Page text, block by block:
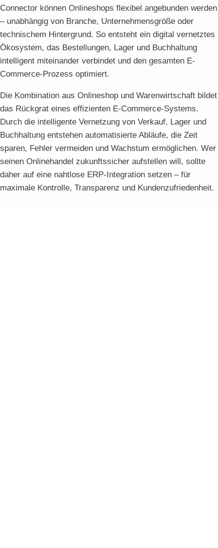
Connector können Onlineshops flexibel angebunden werden
– unabhängig von Branche, Unternehmensgröße oder
technischem Hintergrund. So entsteht ein digital vernetztes
Ökosystem, das Bestellungen, Lager und Buchhaltung
intelligent miteinander verbindet und den gesamten E-
Commerce-Prozess optimiert.
Die Kombination aus Onlineshop und Warenwirtschaft bildet
das Rückgrat eines effizienten E-Commerce-Systems.
Durch die intelligente Vernetzung von Verkauf, Lager und
Buchhaltung entstehen automatisierte Abläufe, die Zeit
sparen, Fehler vermeiden und Wachstum ermöglichen. Wer
seinen Onlinehandel zukunftssicher aufstellen will, sollte
daher auf eine nahtlose ERP-Integration setzen – für
maximale Kontrolle, Transparenz und Kundenzufriedenheit.